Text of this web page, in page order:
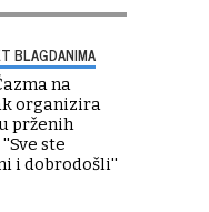
BLAGDANIMA
na
organizira
prženih
ste
i dobrodošli''